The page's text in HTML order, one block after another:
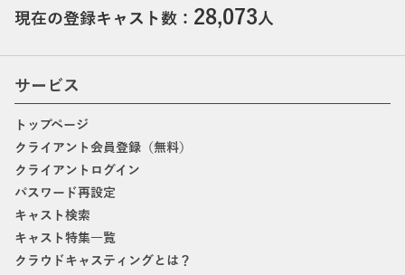
現在の登録キャスト数： 28,073人
サービス
トップページ
クライアント会員登録（無料）
クライアントログイン
パスワード再設定
キャスト検索
キャスト特集一覧
クラウドキャスティングとは？